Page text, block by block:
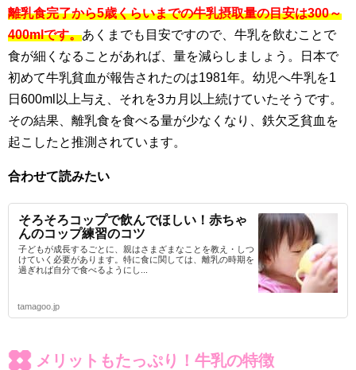
離乳食完了から5歳くらいまでの牛乳摂取量の目安は300～
400mlです。あくまでも目安ですので、牛乳を飲むことで
食が細くなることがあれば、量を減らしましょう。日本で
初めて牛乳貧血が報告されたのは1981年。幼児へ牛乳を1
日600ml以上与え、それを3カ月以上続けていたそうです。
その結果、離乳食を食べる量が少なくなり、鉄欠乏貧血を
起こしたと推測されています。
合わせて読みたい
そろそろコップで飲んでほしい！赤ちゃ
んのコップ練習のコツ
子どもが成長するごとに、親はさまざまなことを教え・しつ
けていく必要があります。特に食に関しては、離乳の時期を
過ぎれば自分で食べるようにし...
tamagoo.jp
メリットもたっぷり！牛乳の特徴